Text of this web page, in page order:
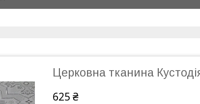
Церковна тканина
625 ₴